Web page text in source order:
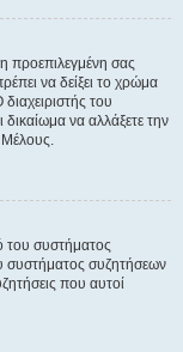
προεπιλεγμένη σας
να δείξει το χρώμα
του
να αλλάξετε την
Μέλους.
του συστήματος
συστήματος συζητήσεων
που αυτοί